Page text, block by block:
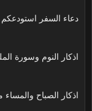
دعاء السفر استودعكم
اذكار النوم وسورة
اذكار الصباح